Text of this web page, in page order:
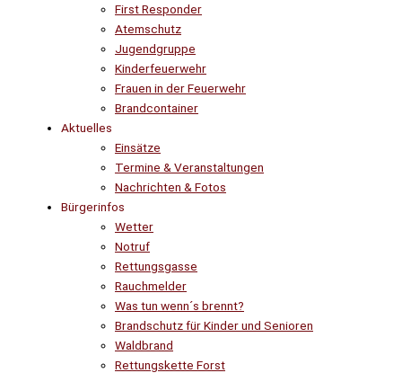
First Responder
Atemschutz
Jugendgruppe
Kinderfeuerwehr
Frauen in der Feuerwehr
Brandcontainer
Aktuelles
Einsätze
Termine & Veranstaltungen
Nachrichten & Fotos
Bürgerinfos
Wetter
Notruf
Rettungsgasse
Rauchmelder
Was tun wenn´s brennt?
Brandschutz für Kinder und Senioren
Waldbrand
Rettungskette Forst